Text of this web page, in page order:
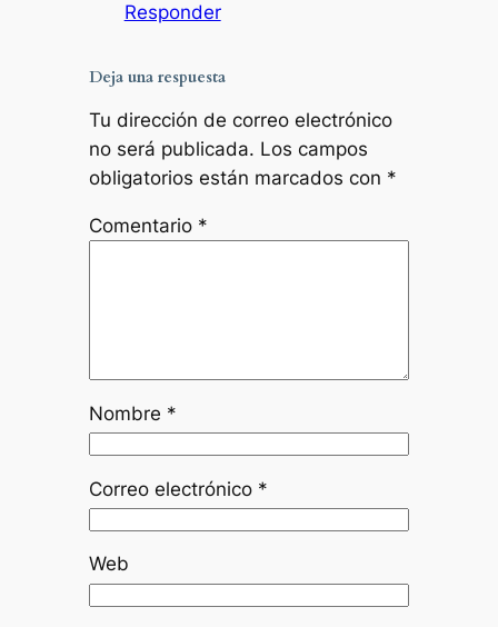
Responder
Deja una respuesta
Tu dirección de correo electrónico
no será publicada. Los campos
obligatorios están marcados con *
Comentario *
Nombre *
Correo electrónico *
Web